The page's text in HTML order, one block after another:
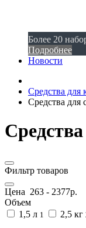
Более 20
Подробнее
Новости
Средства для
Средства для
Фильтр товаров
Цена 263 - 2377р.
Объем
1,5 л 1 2,5 кг